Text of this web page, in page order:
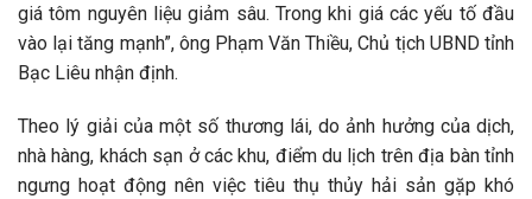
giá tôm nguyên liệu giảm sâu. Trong khi giá các yếu tố đầu
vào lại tăng mạnh”, ông Phạm Văn Thiều, Chủ tịch UBND tỉnh
Bạc Liêu nhận định.
Theo lý giải của một số thương lái, do ảnh hưởng của dịch,
nhà hàng, khách sạn ở các khu, điểm du lịch trên địa bàn tỉnh
ngưng hoạt động nên việc tiêu thụ thủy hải sản gặp khó